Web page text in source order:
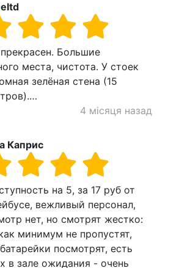
Большие
места, чистота. У стоек
зелёная стена (15
4 місяця назад
Каприс
на 5, за 17 руб от
вежливый персонал,
нет, но смотрят жестко:
минимум не пропустят,
посмотрят, есть
в зале ожидания - очень